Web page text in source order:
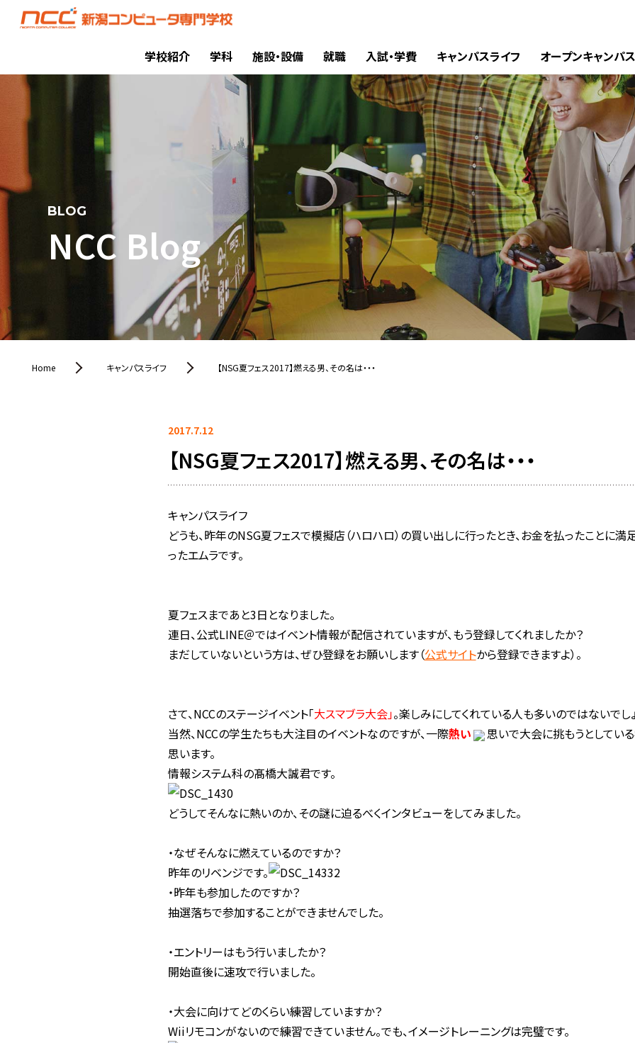
学校紹介 学科 施設・設備 就職 入試・学費 キャンパスライフ オープンキャンパス
BLOG
NCC Blog
Home キャンパスライフ 【NSG夏フェス2017】燃える男、その名は・・・
2017.7.12
【NSG夏フェス2017】燃える男、その名は・・・
キャンパスライフ
どうも、昨年のNSG夏フェスで模擬店（ハロハロ）の買い出しに行ったとき、お金を払ったことに
ったエムラです。
夏フェスまであと3日となりました。
連日、公式LINE＠ではイベント情報が配信されていますが、もう登録してくれましたか？
まだしていないという方は、ぜひ登録をお願いします（公式サイトから登録できますよ）。
さて、NCCのステージイベント「大スマブラ大会」。楽しみにしてくれている人も多いのではないでし
当然、NCCの学生たちも大注目のイベントなのですが、一際熱い
思いで大会に挑もうとしてい
思います。
情報システム科の髙橋大誠君です。
どうしてそんなに熱いのか、その謎に迫るべくインタビューをしてみました。
・なぜそんなに燃えているのですか？
昨年のリベンジです。
・昨年も参加したのですか？
抽選落ちで参加することができませんでした。
・エントリーはもう行いましたか？
開始直後に速攻で行いました。
・大会に向けてどのくらい練習していますか？
Wiiリモコンがないので練習できていません。でも、イメージトレーニングは完璧です。